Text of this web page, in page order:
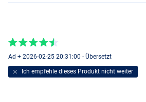
Ad + 2026-02-25 20:31:00 - Übersetzt
Ich empfehle dieses Produkt nicht weiter